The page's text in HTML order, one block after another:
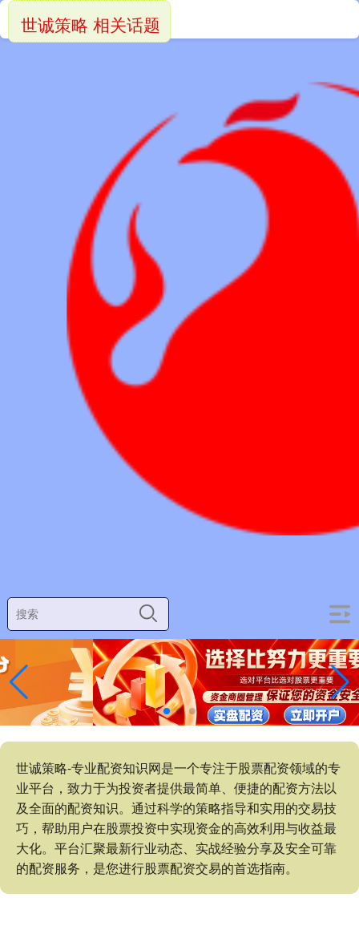
世诚策略-专业配资知识网是一个专注于股票配资领域的专
业平台，致力于为投资者提供最简单、便捷的配资方法以
及全面的配资知识。通过科学的策略指导和实用的交易技
巧，帮助用户在股票投资中实现资金的高效利用与收益最
大化。平台汇聚最新行业动态、实战经验分享及安全可靠
的配资服务，是您进行股票配资交易的首选指南。
世诚策略 相关话题